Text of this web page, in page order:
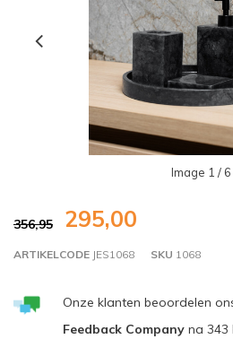
Image 1 / 6
356,95 295,00
ARTIKELCODE JES1068 SKU 1068
Onze klanten beoordelen
Feedback Companyna 343